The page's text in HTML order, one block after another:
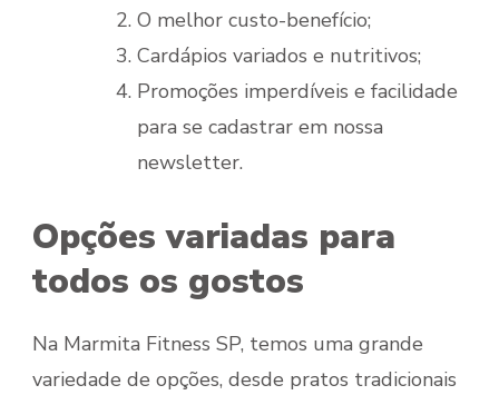
O melhor custo-benefício;
Cardápios variados e nutritivos;
Promoções imperdíveis e facilidade
para se cadastrar em nossa
newsletter.
Opções variadas para
todos os gostos
Na Marmita Fitness SP, temos uma grande
variedade de opções, desde pratos tradicionais